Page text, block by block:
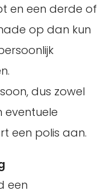
en een derde of
op dan kun
dus zowel
eventuele
een polis aan.
een